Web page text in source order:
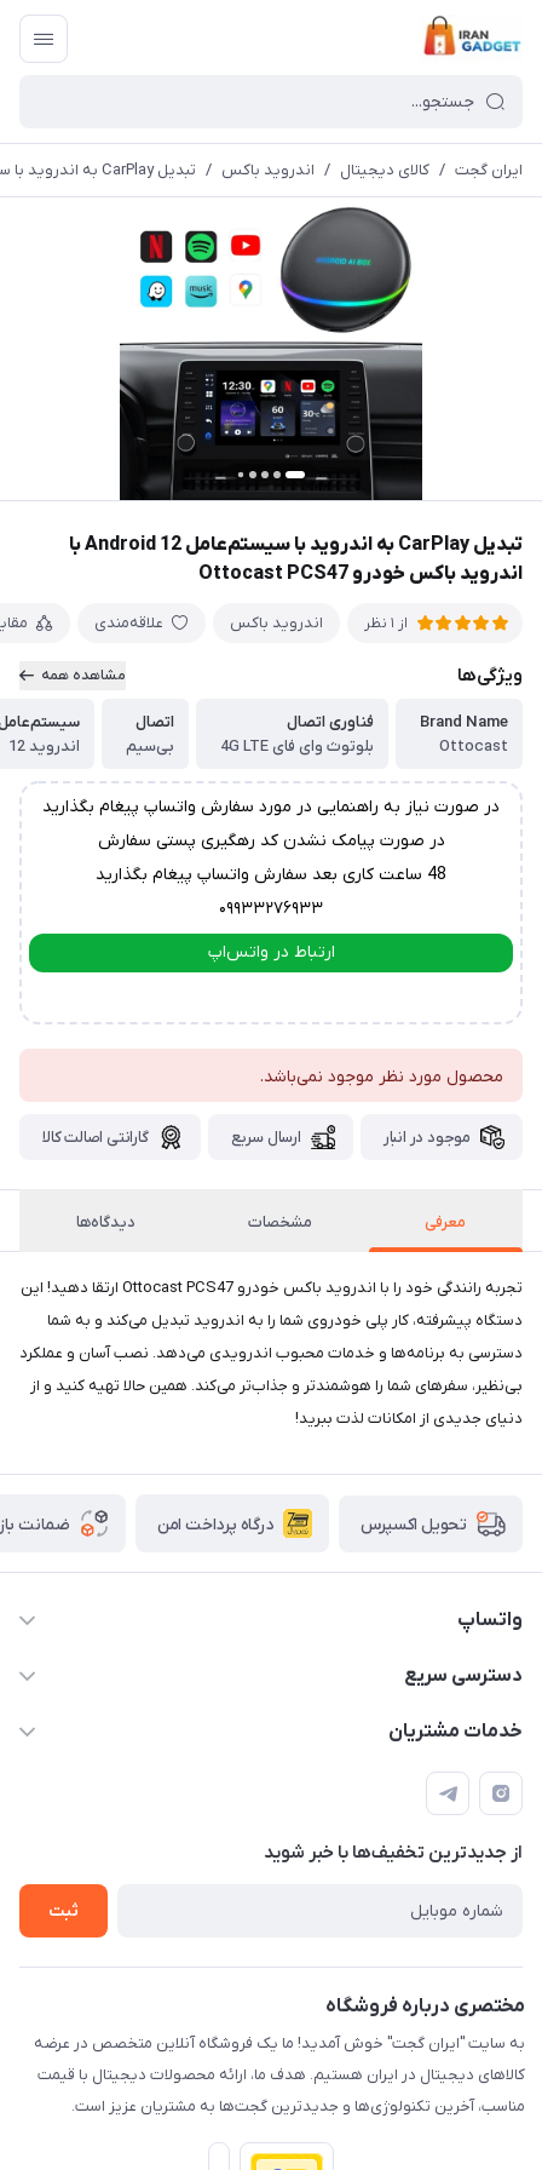
ایران گجت / کالای دیجیتال / اندروید باکس / تبدیل CarPlay به اندروید با سیستم‌عامل Android 12 با اندروید باکس خودرو Ottocast PCS47
تبدیل CarPlay به اندروید با سیستم‌عامل Android 12 با
اندروید باکس خودرو Ottocast PCS47
از 1 نظر اندروید باکس علاقه‌مندی
ویژگی‌ها مشاهده همه
Brand Name
Ottocast
فناوری اتصال
بلوتوث وای فای 4G LTE
اتصال
بی‌سیم
اندروید 12
در صورت نیاز به راهنمایی در مورد سفارش واتساپ پیغام بگذارید
در صورت پیامک نشدن کد رهگیری پستی سفارش
48 ساعت کاری بعد سفارش واتساپ پیغام بگذارید
۰۹۹۳۳۲۷۶۹۳۳
ارتباط در واتس‌اپ
محصول مورد نظر موجود نمی‌باشد.
موجود در انبار ارسال سریع گارانتی اصالت کالا
معرفی مشخصات دیدگاه‌ها
تجربه رانندگی خود را با اندروید باکس خودرو Ottocast PCS47 ارتقا دهید! این
دستگاه پیشرفته، کار پلی خودروی شما را به اندروید تبدیل می‌کند و به شما
دسترسی به برنامه‌ها و خدمات محبوب اندرویدی می‌دهد. نصب آسان و عملکرد
بی‌نظیر، سفرهای شما را هوشمندتر و جذاب‌تر می‌کند. همین حالا تهیه کنید و از
دنیای جدیدی از امکانات لذت ببرید!
تحویل اکسپرس درگاه پرداخت امن ضمانت
واتساپ
09933276933 واتس اپ و اینستاگرام - فقط
دسترسی سریع
حساب کاربری
لیست محصولات
درباره ما
خدمات مشتریان
قوانین و مقررات
حریم خصوصی
راهنما
از جدید‌ترین تخفیف‌ها با‌ خبر شوید
ثبت
مختصری درباره فروشگاه
به سایت "ایران گجت" خوش آمدید! ما یک فروشگاه آنلاین متخصص در عرضه
کالاهای دیجیتال در ایران هستیم. هدف ما، ارائه محصولات دیجیتال با قیمت
مناسب، آخرین تکنولوژی‌ها و جدیدترین گجت‌ها به مشتریان عزیز است.